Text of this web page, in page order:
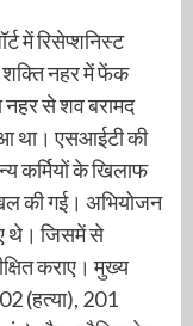
में रिसेप्शनिस्ट
शक्ति नहर में फेंक
नहर से शव बरामद
था। एसआईटी की
कर्मियों के खिलाफ
की गई। अभियोजन
थे। जिसमें से
कराए। मुख्य
(हत्या), 201